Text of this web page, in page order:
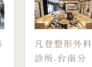
凡登整形外科
診所-台南分